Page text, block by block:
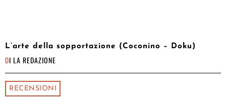
L’arte della sopportazione (Coconino – Doku)
DI LA REDAZIONE
RECENSIONI